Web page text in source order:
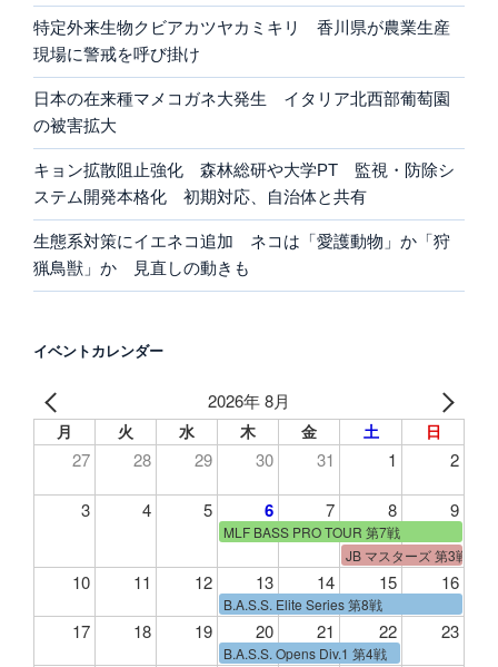
特定外来生物クビアカツヤカミキリ 香川県が農業生産
現場に警戒を呼び掛け
日本の在来種マメコガネ大発生 イタリア北西部葡萄園
の被害拡大
キョン拡散阻止強化 森林総研や大学PT 監視・防除シ
ステム開発本格化 初期対応、自治体と共有
生態系対策にイエネコ追加 ネコは「愛護動物」か「狩
猟鳥獣」か 見直しの動きも
イベントカレンダー
2026年 8月
月 火 水 木 金 土 日
27 28 29 30 31 1 2
3 4 5 6 7 8 9
MLF BASS PRO TOUR 第7戦
JB マスターズ 第3戦
10 11 12 13 14 15 16
B.A.S.S. Elite Series 第8戦
17 18 19 20 21 22 23
B.A.S.S. Opens Div.1 第4戦